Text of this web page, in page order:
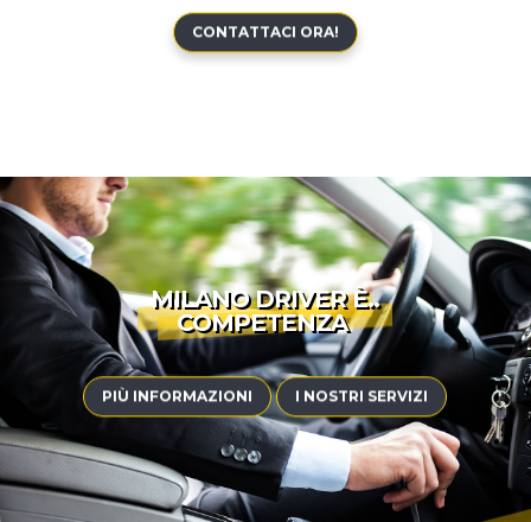
CONTATTACI ORA!
MILANO DRIVER È..
COMPETENZA|
PIÙ INFORMAZIONI I NOSTRI SERVIZI